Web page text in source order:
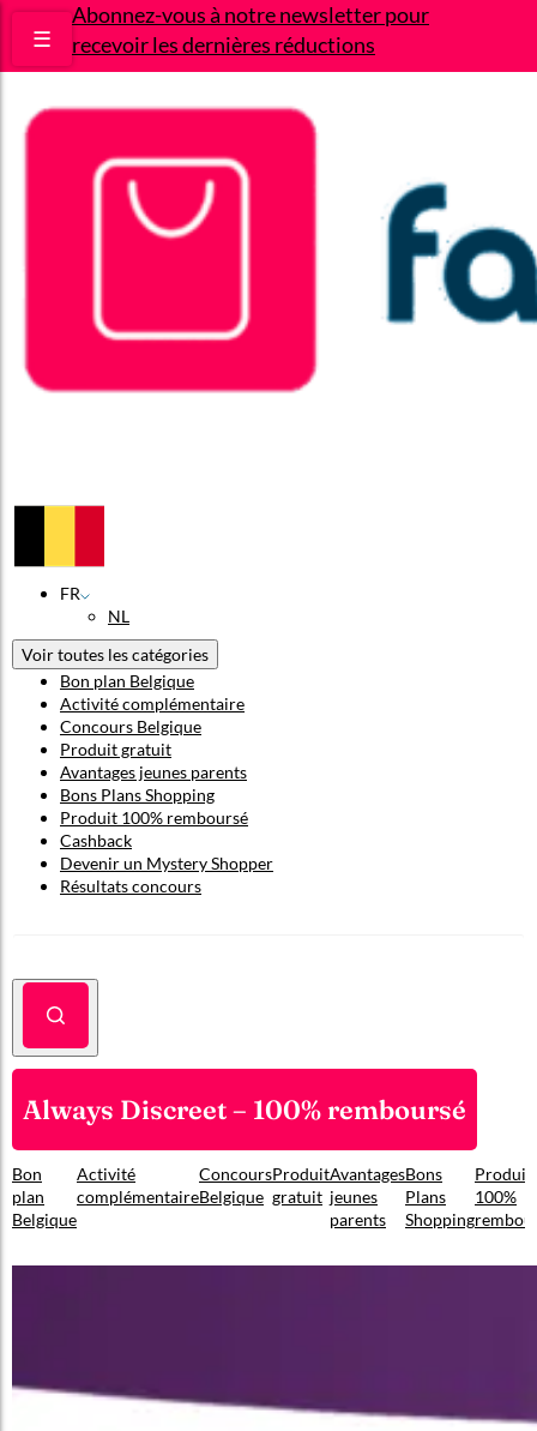
Abonnez-vous à notre newsletter pour
recevoir les dernières réductions
☰
FR
NL
Voir toutes les catégories
Bon plan Belgique
Activité complémentaire
Concours Belgique
Produit gratuit
Avantages jeunes parents
Bons Plans Shopping
Produit 100% remboursé
Cashback
Devenir un Mystery Shopper
Résultats concours
Always Discreet – 100% remboursé
Bon
plan
Belgique
Activité
complémentaire
Concours
Belgique
Produit
gratuit
Avantages
jeunes
parents
Bons
Plans
Shopping
Produit
100%